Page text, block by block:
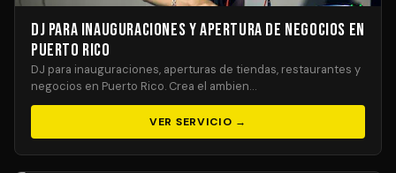
DJ para Inauguraciones y Apertura de Negocios en
Puerto Rico
DJ para inauguraciones, aperturas de tiendas, restaurantes y
negocios en Puerto Rico. Crea el ambien…
VER SERVICIO →